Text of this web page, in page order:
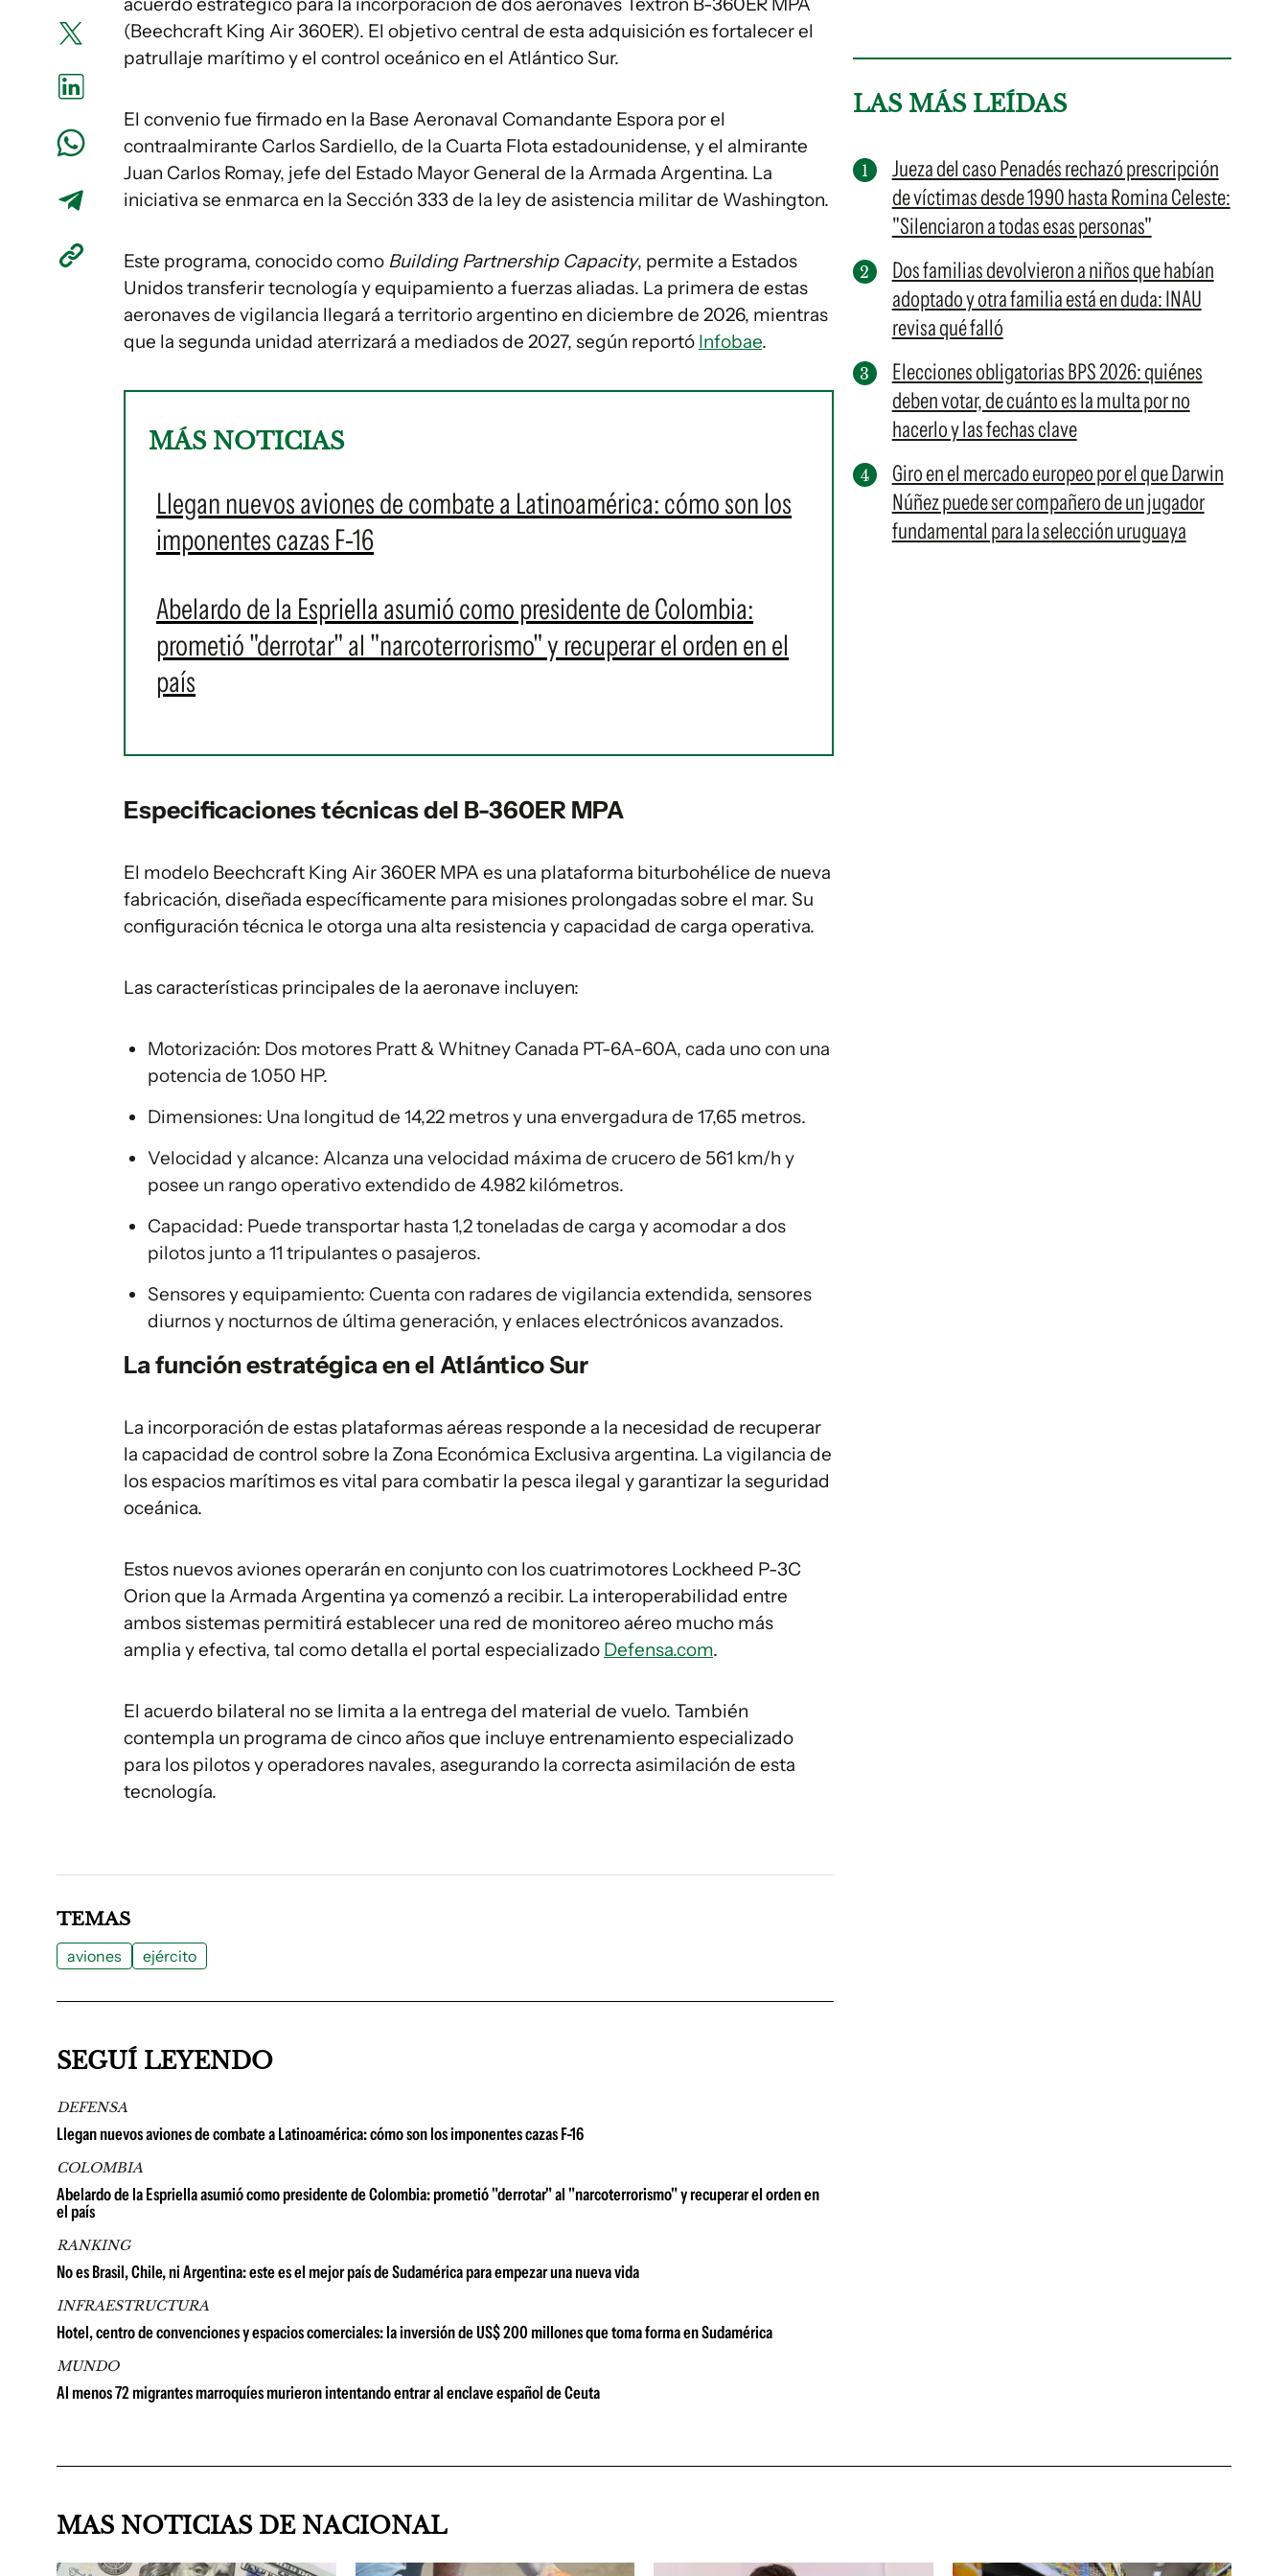
(Beechcraft King Air 360ER). El objetivo central de esta adquisición es fortalecer el
patrullaje marítimo y el control oceánico en el Atlántico Sur.
El convenio fue firmado en la Base Aeronaval Comandante Espora por el
contraalmirante Carlos Sardiello, de la Cuarta Flota estadounidense, y el almirante
Juan Carlos Romay, jefe del Estado Mayor General de la Armada Argentina. La
iniciativa se enmarca en la Sección 333 de la ley de asistencia militar de Washington.
Este programa, conocido como Building Partnership Capacity, permite a Estados
Unidos transferir tecnología y equipamiento a fuerzas aliadas. La primera de estas
aeronaves de vigilancia llegará a territorio argentino en diciembre de 2026, mientras
que la segunda unidad aterrizará a mediados de 2027, según reportó Infobae.
MÁS NOTICIAS
Llegan nuevos aviones de combate a Latinoamérica: cómo son los
imponentes cazas F-16
Abelardo de la Espriella asumió como presidente de Colombia:
prometió "derrotar" al "narcoterrorismo" y recuperar el orden en el
país
Especificaciones técnicas del B-360ER MPA
El modelo Beechcraft King Air 360ER MPA es una plataforma biturbohélice de nueva
fabricación, diseñada específicamente para misiones prolongadas sobre el mar. Su
configuración técnica le otorga una alta resistencia y capacidad de carga operativa.
Las características principales de la aeronave incluyen:
Motorización: Dos motores Pratt & Whitney Canada PT-6A-60A, cada uno con una
potencia de 1.050 HP.
Dimensiones: Una longitud de 14,22 metros y una envergadura de 17,65 metros.
Velocidad y alcance: Alcanza una velocidad máxima de crucero de 561 km/h y
posee un rango operativo extendido de 4.982 kilómetros.
Capacidad: Puede transportar hasta 1,2 toneladas de carga y acomodar a dos
pilotos junto a 11 tripulantes o pasajeros.
Sensores y equipamiento: Cuenta con radares de vigilancia extendida, sensores
diurnos y nocturnos de última generación, y enlaces electrónicos avanzados.
La función estratégica en el Atlántico Sur
La incorporación de estas plataformas aéreas responde a la necesidad de recuperar
la capacidad de control sobre la Zona Económica Exclusiva argentina. La vigilancia de
los espacios marítimos es vital para combatir la pesca ilegal y garantizar la seguridad
oceánica.
Estos nuevos aviones operarán en conjunto con los cuatrimotores Lockheed P-3C
Orion que la Armada Argentina ya comenzó a recibir. La interoperabilidad entre
ambos sistemas permitirá establecer una red de monitoreo aéreo mucho más
amplia y efectiva, tal como detalla el portal especializado Defensa.com.
El acuerdo bilateral no se limita a la entrega del material de vuelo. También
contempla un programa de cinco años que incluye entrenamiento especializado
para los pilotos y operadores navales, asegurando la correcta asimilación de esta
tecnología.
LAS MÁS LEÍDAS
Jueza del caso Penadés rechazó prescripción
de víctimas desde 1990 hasta Romina Celeste:
"Silenciaron a todas esas personas"
Dos familias devolvieron a niños que habían
adoptado y otra familia está en duda: INAU
revisa qué falló
Elecciones obligatorias BPS 2026: quiénes
deben votar, de cuánto es la multa por no
hacerlo y las fechas clave
Giro en el mercado europeo por el que Darwin
Núñez puede ser compañero de un jugador
fundamental para la selección uruguaya
TEMAS
aviones ejército
SEGUÍ LEYENDO
DEFENSA
Llegan nuevos aviones de combate a Latinoamérica: cómo son los imponentes cazas F-16
COLOMBIA
Abelardo de la Espriella asumió como presidente de Colombia: prometió "derrotar" al "narcoterrorismo" y recuperar el orden en
el país
RANKING
No es Brasil, Chile, ni Argentina: este es el mejor país de Sudamérica para empezar una nueva vida
INFRAESTRUCTURA
Hotel, centro de convenciones y espacios comerciales: la inversión de US$ 200 millones que toma forma en Sudamérica
MUNDO
Al menos 72 migrantes marroquíes murieron intentando entrar al enclave español de Ceuta
MAS NOTICIAS DE NACIONAL